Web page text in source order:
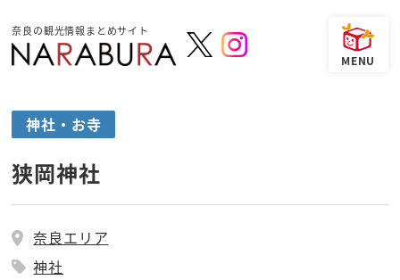
奈良の観光情報まとめサイト
神社・お寺
狭岡神社
奈良エリア
神社